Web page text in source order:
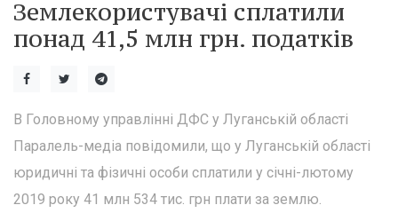
Землекористувачі сплатили
понад 41,5 млн грн. податків
В Головному управлінні ДФС у Луганській області
Паралель-медіа повідомили, що у Луганській області
юридичні та фізичні особи сплатили у січні-лютому
2019 року 41 млн 534 тис. грн плати за землю.